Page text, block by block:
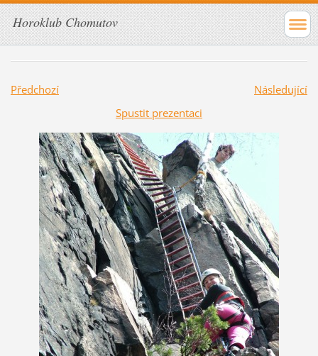
Horoklub Chomutov
Předchozí
Následující
Spustit prezentaci